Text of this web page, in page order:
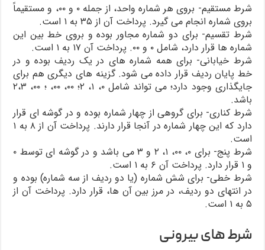
شرط مستقیم- بروی هر شماره واحد، از جمله ۰ و ۰۰، و مستقیماً
بروی شماره انجام می گیرد. پرداخت آن از ۳۵ به ۱ است.
شرط تقسیم- برای دو شماره مجاور بوده و بروی خط بین این
شماره ها قرار دارد، شامل ۰ و ۰۰. پرداخت آن ۱۷ به ۱ است.
شرط خیابانی- برای همه شماره های در یک ردیف بوده و در
خط پایان ردیف قرار داده می شود. گزینه های دیگری هم برای
جایگذاری وجود دارد؛ می تواند شامل ۰، ۱، ۲؛ ۰۰، ۰۰، ؛ ۰۰، ۲،۳
باشد.
شرط کناری- برای گروهی از چهار شماره بوده و در گوشه ای قرار
دارد که این چهار شماره در آنجا قرار دارند. پرداخت آن از ۸ به ۱
است.
شرط پنج- برای ۰، ۰۰، ۱، ۲ و ۳ می باشد و در گوشه ای توسط ۰
و ۱ قرار دارد. پرداخت آن ۶ به ۱ است.
شرط خطی- برای شش شماره (یا دو ردیف از سه شماره) بوده و
در انتهای دو ردیف، در مرز بین آن ها، قرار دارد. پرداخت آن از
۵ به ۱ است.
شرط های بیرونی